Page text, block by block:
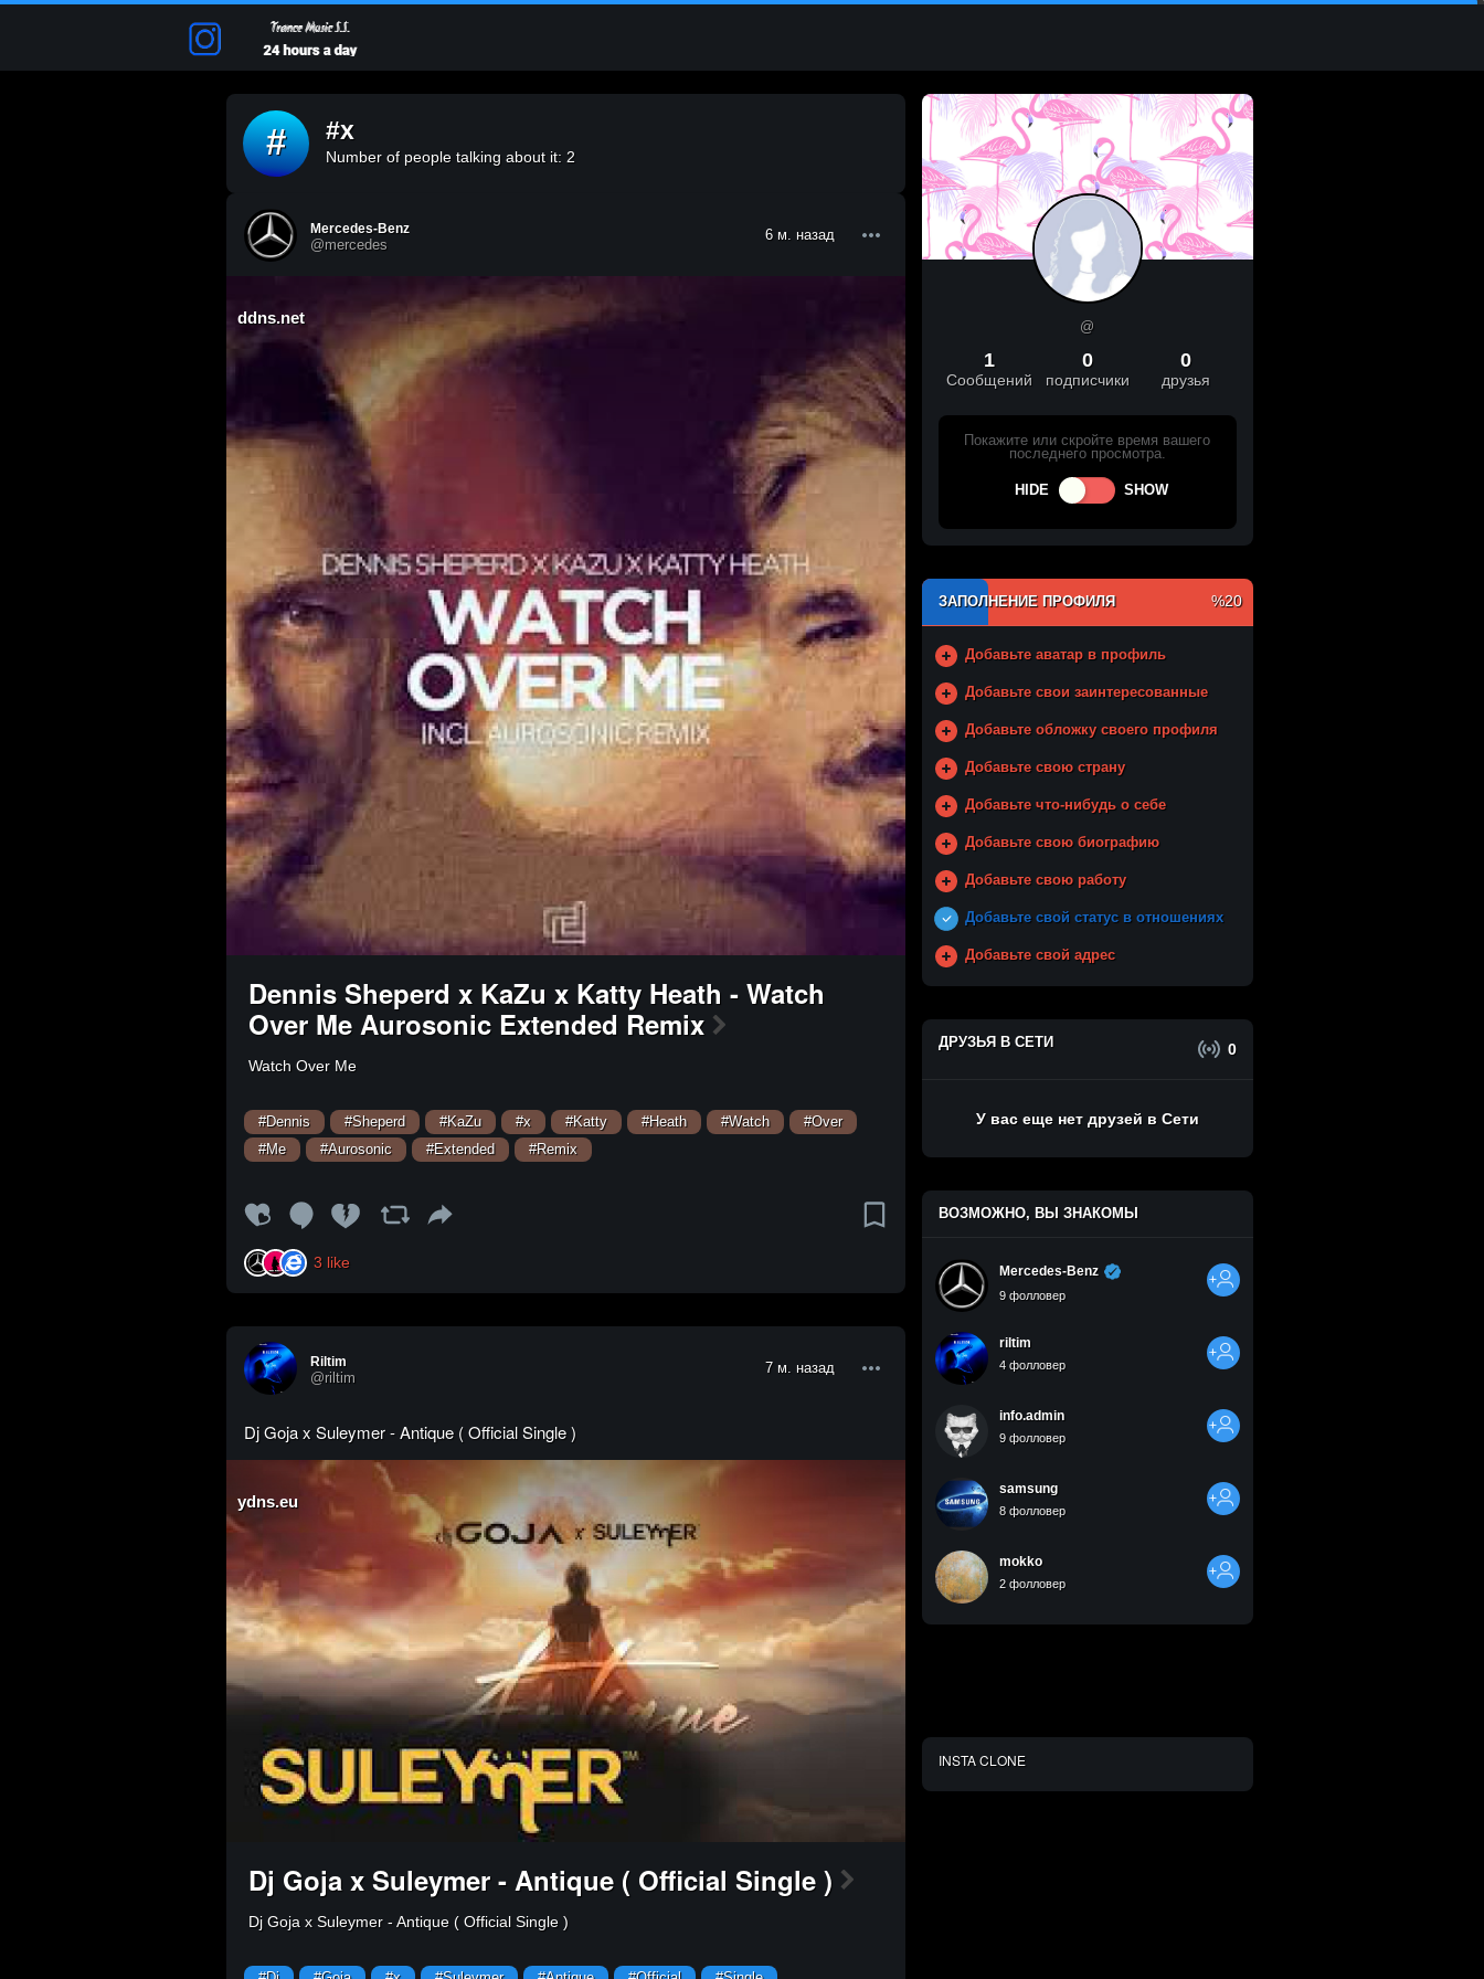
# #x
Number of people talking about it: 2
Mercedes-Benz
@mercedes
6 м. назад
ddns.net
Dennis Sheperd x KaZu x Katty Heath - Watch
Over Me Aurosonic Extended Remix
Watch Over Me
#Dennis #Sheperd #KaZu #x #Katty #Heath #Watch
#Over
#Me
#Aurosonic #Extended #Remix
3like
Riltim
@riltim
7 м. назад
Dj Goja x Suleymer - Antique ( Official Single )
ydns.eu
Dj Goja x Suleymer - Antique ( Official Single )
⁣Dj Goja x Suleymer - Antique ( Official Single )
@
1
Сообщений
0
подписчики
0
друзья
Покажите или скройте время вашего
последнего просмотра.
HIDE SHOW
ЗАПОЛНЕНИЕ ПРОФИЛЯ %20
Добавьте аватар в профиль
Добавьте свои заинтересованные
Добавьте обложку своего профиля
Добавьте свою страну
Добавьте что-нибудь о себе
Добавьте свою биографию
Добавьте свою работу
Добавьте свой статус в отношениях
Добавьте свой адрес
ДРУЗЬЯ В СЕТИ 0
У вас еще нет друзей в Сети
ВОЗМОЖНО, ВЫ ЗНАКОМЫ
Mercedes-Benz
9 фолловер
riltim
4 фолловер
info.admin
9 фолловер
samsung
8 фолловер
mokko
2 фолловер
INSTA CLONE